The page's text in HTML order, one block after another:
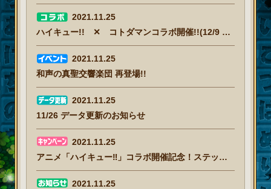
2021.11.25
ハイキュー!! ✕ コトダマンコラボ開催!!(12/9 14:30追記)
2021.11.25
和声の真聖交響楽団 再登場!!
2021.11.25
11/26 データ更新のお知らせ
2021.11.25
アニメ「ハイキュー‼」コラボ開催記念！ステップアップRTキャンペーン(12/6 11:00追記)
2021.11.25